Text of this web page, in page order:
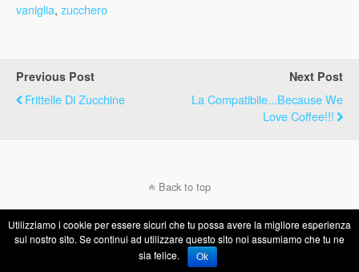
vaniglia, zucchero
Previous Post
Frittelle Di Zucchine
Next Post
La Compatibile...Because We
Love Coffee!!!
Back to top
Mobile Desktop
Utilizziamo i cookie per essere sicuri che tu possa avere la migliore esperienza
sul nostro sito. Se continui ad utilizzare questo sito noi assumiamo che tu ne
sia felice.
Ok